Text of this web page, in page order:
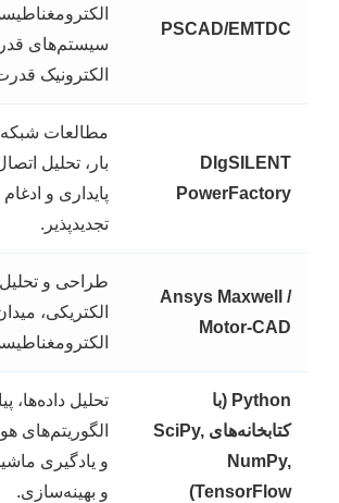
PSCAD/EMTDC
الکترومغناطیسی،
سیستم‌های قدرت
الکترونیک قدرت
DIgSILENT
PowerFactory
مطالعات شبکه
بار، تحلیل اتصال
پایداری و ادغام
تجدیدپذیر.
Ansys Maxwell /
Motor-CAD
طراحی و تحلیل
الکتریکی،
الکترومغناطیسی
Python (با
کتابخانه‌های SciPy,
NumPy,
TensorFlow)
تحلیل داده‌ها،
الگوریتم‌های
و یادگیری ماشین
و بهینه‌سازی.